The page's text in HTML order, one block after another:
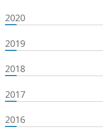
2020
2019
2018
2017
2016